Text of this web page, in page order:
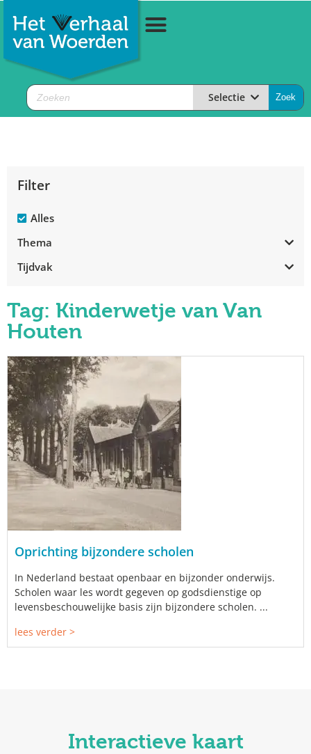
Selectie
Filter
Alles
Thema
Tijdvak
Tag: Kinderwetje van Van
Houten
Oprichting bijzondere scholen
In Nederland bestaat openbaar en bijzonder onderwijs.
Scholen waar les wordt gegeven op godsdienstige op
levensbeschouwelijke basis zijn bijzondere scholen. ...
lees verder >
Interactieve kaart